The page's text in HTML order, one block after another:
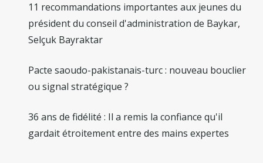
11 recommandations importantes aux jeunes du
président du conseil d'administration de Baykar,
Selçuk Bayraktar
Pacte saoudo-pakistanais-turc : nouveau bouclier
ou signal stratégique ?
36 ans de fidélité : Il a remis la confiance qu'il
gardait étroitement entre des mains expertes